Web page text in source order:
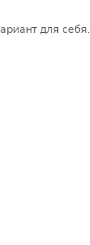
для себя.